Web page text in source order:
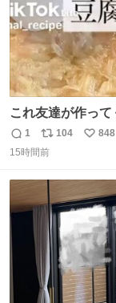
これ友達が作ってく
まで豆腐って気づ
し普通につくねより好き
返
信
1
リ
ポ
ト
数
104
い
848
15時間前